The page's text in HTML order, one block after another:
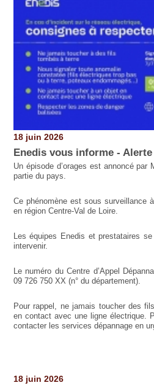
18 juin 2026
Enedis vous informe -
Un épisode d’orages est annoncé par
partie du pays.
Ce phénomène est sous surveillance
en région Centre-Val de Loire.
Les équipes Enedis et prestataires
intervenir.
Le numéro du Centre d’Appel
09 726 750 XX (n° du département).
Pour rappel, ne jamais toucher des
en contact avec une ligne électrique.
contacter les services dépannage en
18 juin 2026